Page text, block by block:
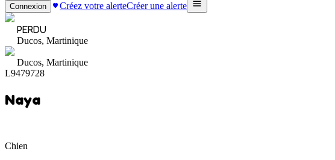
Connexion Créez votre alerteCréer une alerte
PERDU
Ducos, Martinique
Ducos, Martinique
L9479728
Naya
Chien